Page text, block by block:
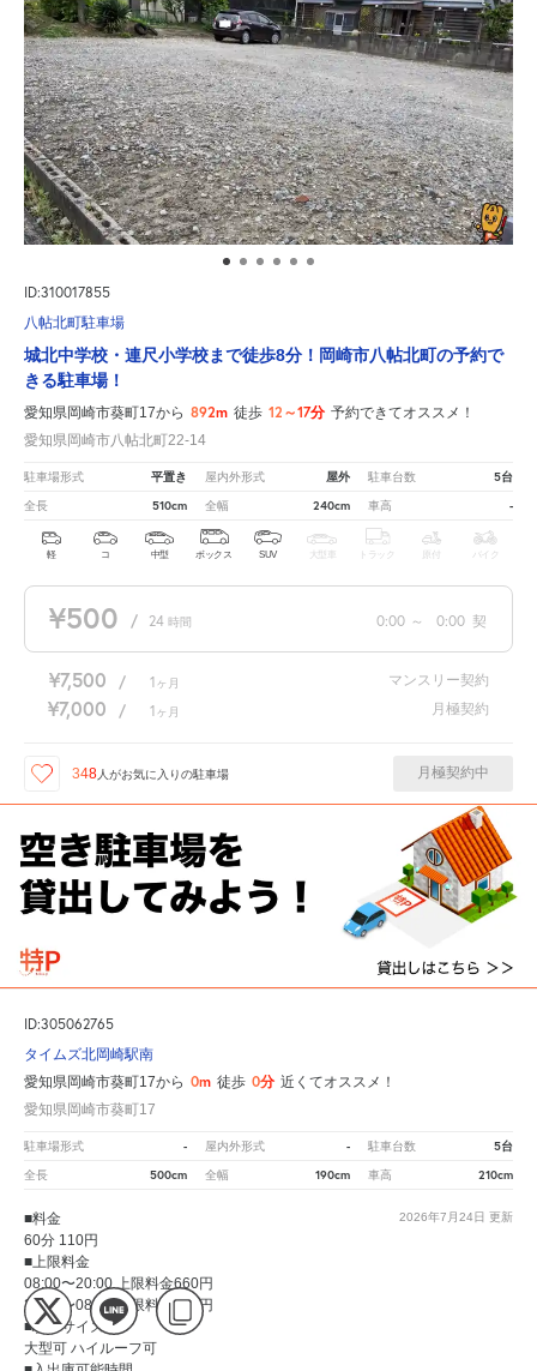
ID:310017855
八帖北町駐車場
城北中学校・連尺小学校まで徒歩8分！岡崎市八帖北町の予約で
きる駐車場！
愛知県岡崎市葵町17から 892m 徒歩 12～17分 予約できてオススメ！
愛知県岡崎市八帖北町22-14
駐車場形式 平置き 屋内外形式 屋外 駐車台数 5台
全長 510cm 全幅 240cm 車高 -
軽 コ 中型 ボックス SUV 大型車 トラック 原付 バイク
¥500 / 24 時間 0:00 ～ 0:00 契
¥7,500 / 1 ヶ月 マンスリー契約
¥7,000 / 1 ヶ月 月極契約
348 人がお気に入りの駐車場 月極契約中
ID:305062765
タイムズ北岡崎駅南
愛知県岡崎市葵町17から 0m 徒歩 0分 近くてオススメ！
愛知県岡崎市葵町17
駐車場形式 - 屋内外形式 - 駐車台数 5台
全長 500cm 全幅 190cm 車高 210cm
2026年7月24日 更新
■料金
60分 110円
■上限料金
08:00〜20:00 上限料金660円
20:00〜08:00 上限料金330円
■駐車サイズ
大型可 ハイルーフ可